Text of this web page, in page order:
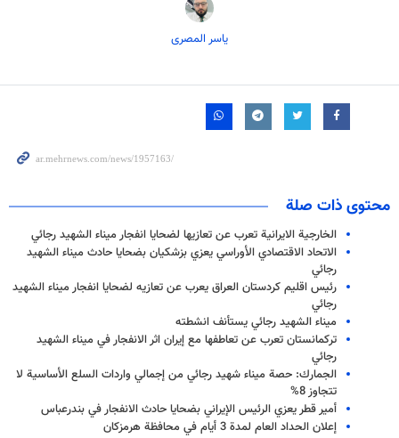
یاسر المصری
محتوى ذات صلة
الخارجية الايرانية تعرب عن تعازيها لضحايا انفجار ميناء الشهيد رجائي
الاتحاد الاقتصادي الأوراسي يعزي بزشكيان بضحايا حادث ميناء الشهيد
رجائي
رئيس اقليم كردستان العراق يعرب عن تعازيه لضحايا انفجار ميناء الشهيد
رجائي
ميناء الشهيد رجائي يستأنف انشطته
تركمانستان تعرب عن تعاطفها مع إيران اثر الانفجار في ميناء الشهيد
رجائي
الجمارك: حصة ميناء شهيد رجائي من إجمالي واردات السلع الأساسية لا
تتجاوز 8%
أمير قطر يعزي الرئيس الإيراني بضحايا حادث الانفجار في بندرعباس
إعلان الحداد العام لمدة 3 أيام في محافظة هرمزكان